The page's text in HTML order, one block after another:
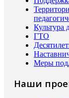
Культура
ГТО
Меры
Наши